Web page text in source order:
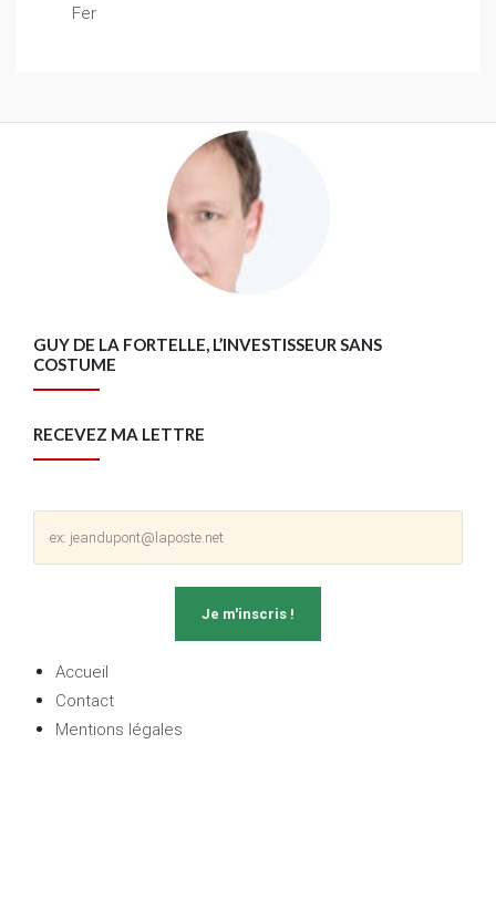
Fer
GUY DE LA FORTELLE, L’INVESTISSEUR SANS
COSTUME
RECEVEZ MA LETTRE
Accueil
Contact
Mentions légales